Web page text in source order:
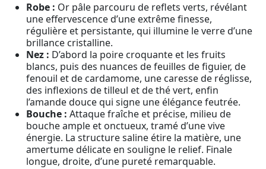
Robe : Or pâle parcouru de reflets verts, révélant
une effervescence d’une extrême finesse,
régulière et persistante, qui illumine le verre d’une
brillance cristalline.
Nez : D’abord la poire croquante et les fruits
blancs, puis des nuances de feuilles de figuier, de
fenouil et de cardamome, une caresse de réglisse,
des inflexions de tilleul et de thé vert, enfin
l’amande douce qui signe une élégance feutrée.
Bouche : Attaque fraîche et précise, milieu de
bouche ample et onctueux, tramé d’une vive
énergie. La structure saline étire la matière, une
amertume délicate en souligne le relief. Finale
longue, droite, d’une pureté remarquable.